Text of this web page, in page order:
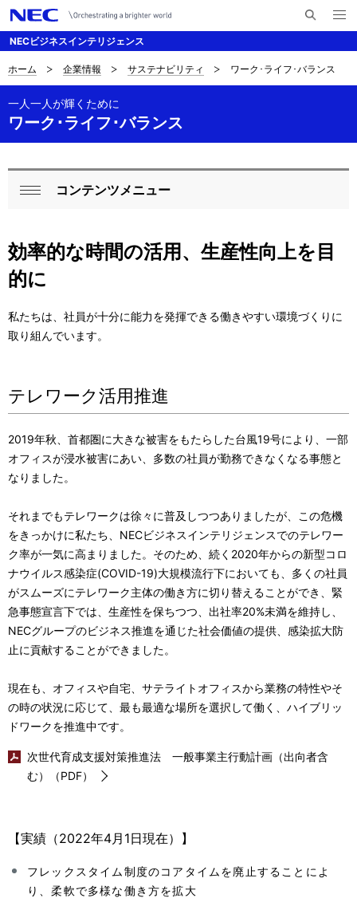
NECビジネスインテリジェンス
メ
ニ
ナ
ビ
ゲ
シ
D
i
s
y
i
n
g
r
s
e
n
t
l
o
c
t
i
o
n
t
ホーム 企業情報 サステナビリティ ワーク･ライフ･バランス
ワーク･ライフ･バランス
一人一人が輝くために
c
a
l
N
v
i
g
t
i
o
n
る
コンテンツメニュー
効率的な時間の活用、生産性向上を目
的に
私たちは、社員が十分に能力を発揮できる働きやすい環境づくりに
取り組んでいます。
テレワーク活用推進
2019年秋、首都圏に大きな被害をもたらした台風19号により、一部
オフィスが浸水被害にあい、多数の社員が勤務できなくなる事態と
なりました。
それまでもテレワークは徐々に普及しつつありましたが、この危機
をきっかけに私たち、NECビジネスインテリジェンスでのテレワー
ク率が一気に高まりました。そのため、続く2020年からの新型コロ
ナウイルス感染症(COVID-19)大規模流行下においても、多くの社員
がスムーズにテレワーク主体の働き方に切り替えることができ、緊
急事態宣言下では、生産性を保ちつつ、出社率20%未満を維持し、
NECグループのビジネス推進を通じた社会価値の提供、感染拡大防
止に貢献することができました。
現在も、オフィスや自宅、サテライトオフィスから業務の特性やそ
の時の状況に応じて、最も最適な場所を選択して働く、ハイブリッ
ドワークを推進中です。
次世代育成支援対策推進法 一般事業主行動計画（出向者含
む）（PDF）
【実績（2022年4月1日現在）】
フレックスタイム制度のコアタイムを廃止することによ
り、柔軟で多様な働き方を拡大